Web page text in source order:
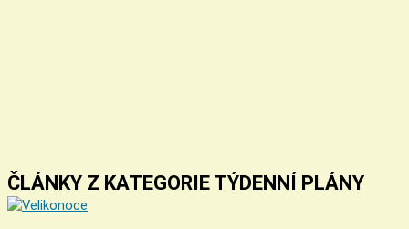
ČLÁNKY Z KATEGORIE TÝDENNÍ PLÁNY